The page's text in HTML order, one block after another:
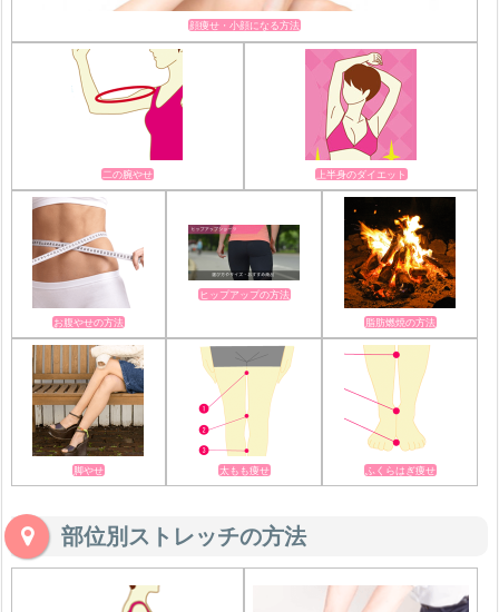
顔痩せ・小顔になる方法
二の腕やせ 上半身のダイエット
お腹やせの方法
ヒップアップの方法
脂肪燃焼の方法
脚やせ 太もも痩せ ふくらはぎ痩せ
部位別ストレッチの方法